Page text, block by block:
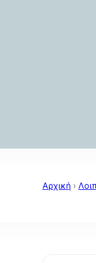
Αρχική ›